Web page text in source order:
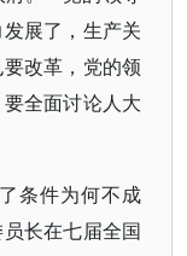
展了，生产关
改革，党的领
全面讨论人大
条件为何不成
长在七届全国